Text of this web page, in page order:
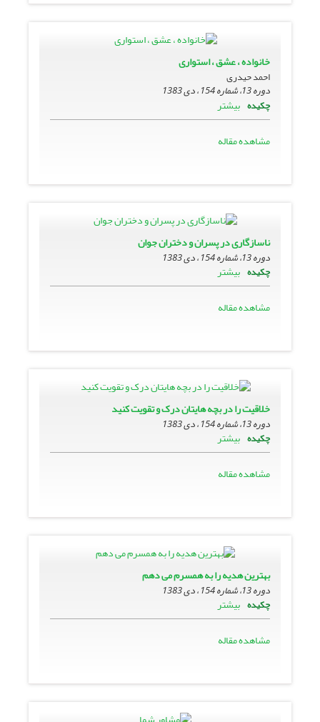
خانواده ، عشق ، استوارى
احمد حیدری
دوره 13، شماره 154 ، دی 1383
چکیده بیشتر
مشاهده مقاله
ناسازگارى در پسران و دختران جوان
دوره 13، شماره 154 ، دی 1383
چکیده بیشتر
مشاهده مقاله
خلاقیت را در بچه هایتان درک و تقویت کنید
دوره 13، شماره 154 ، دی 1383
چکیده بیشتر
مشاهده مقاله
بهترین هدیه را به همسرم مى دهم
دوره 13، شماره 154 ، دی 1383
چکیده بیشتر
مشاهده مقاله